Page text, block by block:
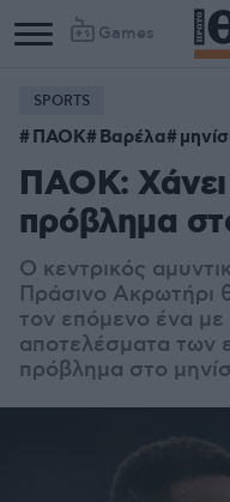
Games
SPORTS
ΠΑΟΚ Βαρέλα
ΠΑΟΚ:
πρόβλημα
Ο κεντρικός
Πράσινο Ακρωτήρι
τον επόμενο ένα
αποτελέσματα των
πρόβλημα στο